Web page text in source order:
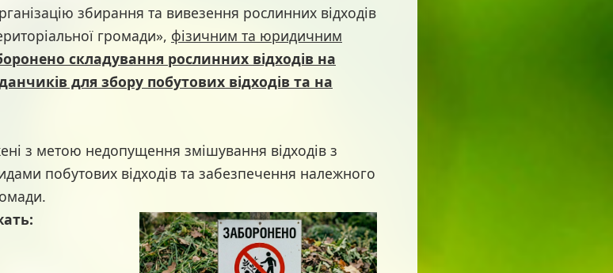
збирання та вивезення рослинних відходів
громади», фізичним та юридичним
складування рослинних відходів на
для збору побутових відходів та на
з метою недопущення змішування відходів з
побутових відходів та забезпечення належного